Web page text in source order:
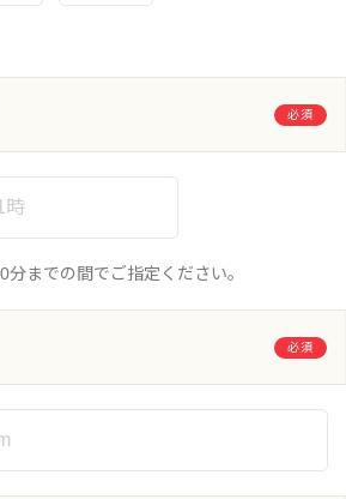
必須
までの間でご指定ください。
必須